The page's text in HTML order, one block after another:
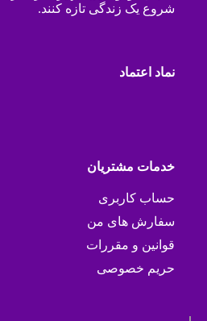
شروع یک زندگی تازه کنند.
نماد اعتماد
خدمات مشتریان
حساب کاربری
سفارش های من
قوانین و مقررات
حریم خصوصی